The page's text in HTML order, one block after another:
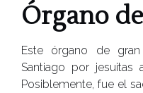
Órgano
Este órgano de
Santiago por jesuitas
Posiblemente, fue el